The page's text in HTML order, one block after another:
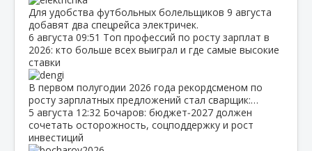
Для удобства футбольных болельщиков 9 августа
добавят два спецрейса электричек.
6 августа 09:51 Топ профессий по росту зарплат в
2026: кто больше всех выиграл и где самые высокие
ставки
В первом полугодии 2026 года рекордсменом по
росту зарплатных предложений стал сварщик:…
5 августа 12:32 Бочаров: бюджет‑2027 должен
сочетать осторожность, соцподдержку и рост
инвестиций